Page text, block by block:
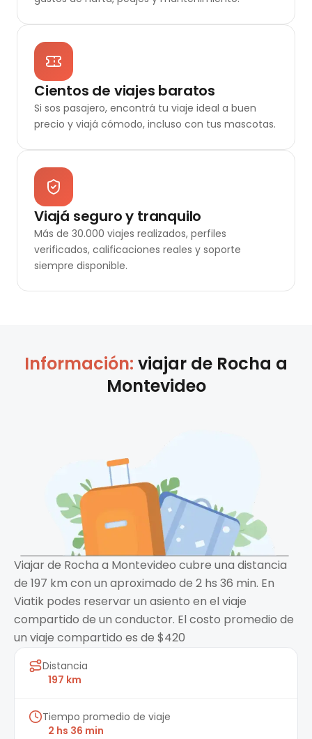
Cientos de viajes baratos
Si sos pasajero, encontrá tu viaje ideal a buen
precio y viajá cómodo, incluso con tus mascotas.
Viajá seguro y tranquilo
Más de 30.000 viajes realizados, perfiles
verificados, calificaciones reales y soporte
siempre disponible.
Información: viajar de Rocha a
Montevideo
Viajar de Rocha a Montevideo cubre una distancia
de 197 km con un aproximado de 2 hs 36 min. En
Viatik podes reservar un asiento en el viaje
compartido de un conductor. El costo promedio de
un viaje compartido es de $420
Distancia
197 km
Tiempo promedio de viaje
2 hs 36 min